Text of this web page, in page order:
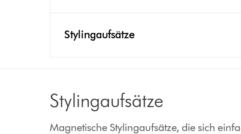
Stylingaufsätze
Stylingaufsätze
Magnetische Stylingaufsätze, die sich